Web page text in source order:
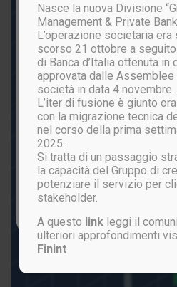
ACCEDI
Password persa?
Non sei ancora
Nasce la nuova Divisione
Management & Private
L’operazione societaria era
scorso 21 ottobre a
di Banca d’Italia ottenuta in
approvata dalle
società in data 4 novembre.
L’iter di fusione è giunto
con la migrazione tecnica
nel corso della prima
2025.
Si tratta di un passaggio
la capacità del Gruppo di
potenziare il servizio per
stakeholder.
A questo link leggi il
ulteriori approfondimenti
Finint